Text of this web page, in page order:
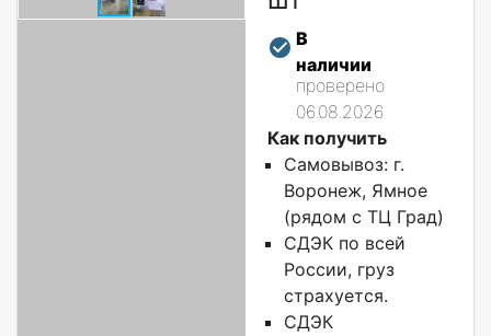
В
наличии
проверено
06.08.2026
Как получить
Самовывоз: г.
Воронеж, Ямное
(рядом с ТЦ Град)
СДЭК по всей
России, груз
страхуется.
СДЭК